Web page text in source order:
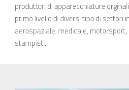
produttori di apparecchiature
primo livello di diversi tipo di settori
aerospaziale, medicale, motorsport,
stampisti.